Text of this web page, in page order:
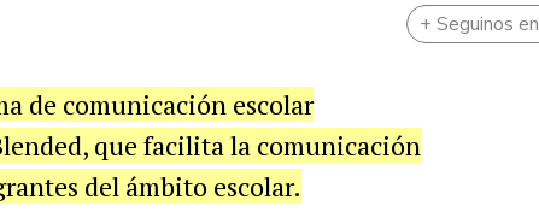
+ Seguinos en
de comunicación escolar
que facilita la comunicación
del ámbito escolar.